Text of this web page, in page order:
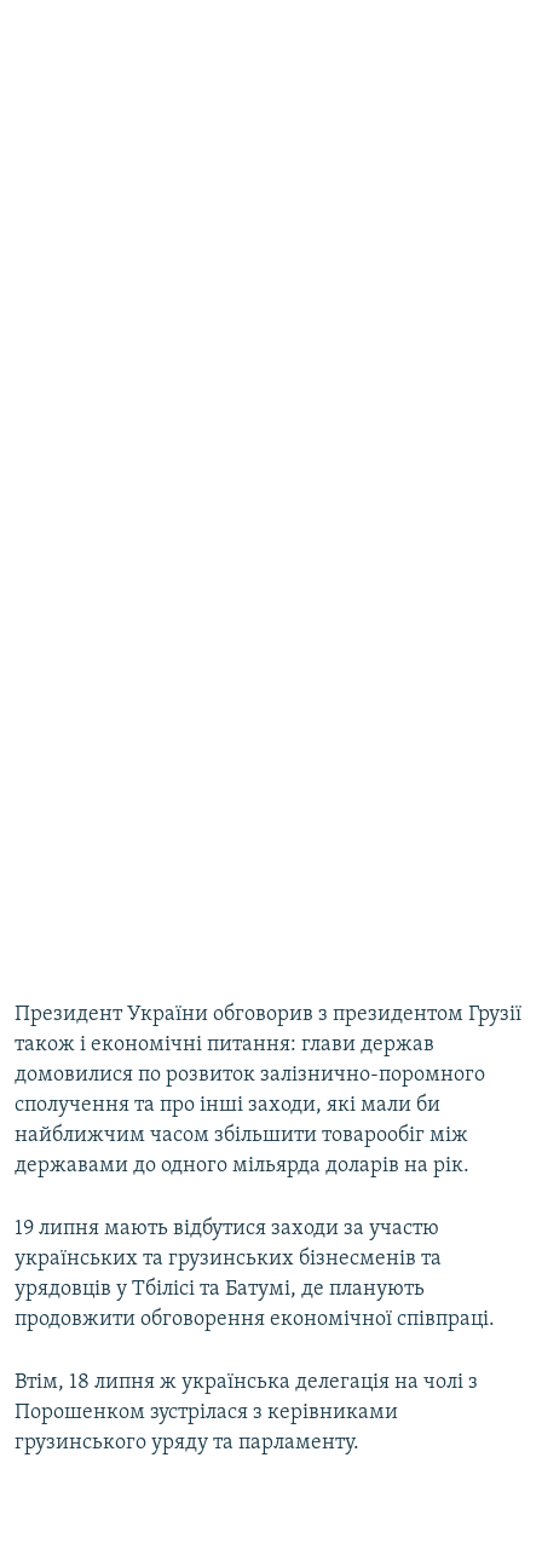
Президент України обговорив з президентом Грузії
також і економічні питання: глави держав
домовилися по розвиток залізнично-поромного
сполучення та про інші заходи, які мали би
найближчим часом збільшити товарообіг між
державами до одного мільярда доларів на рік.
19 липня мають відбутися заходи за участю
українських та грузинських бізнесменів та
урядовців у Тбілісі та Батумі, де планують
продовжити обговорення економічної співпраці.
Втім, 18 липня ж українська делегація на чолі з
Порошенком зустрілася з керівниками
грузинського уряду та парламенту.